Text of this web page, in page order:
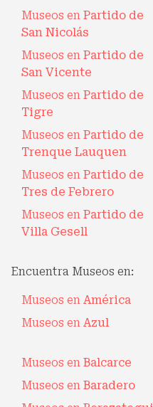
Museos en Partido de
San Nicolás
Museos en Partido de
San Vicente
Museos en Partido de
Tigre
Museos en Partido de
Trenque Lauquen
Museos en Partido de
Tres de Febrero
Museos en Partido de
Villa Gesell
Encuentra Museos en:
Museos en América
Museos en Azul
Museos en Balcarce
Museos en Baradero